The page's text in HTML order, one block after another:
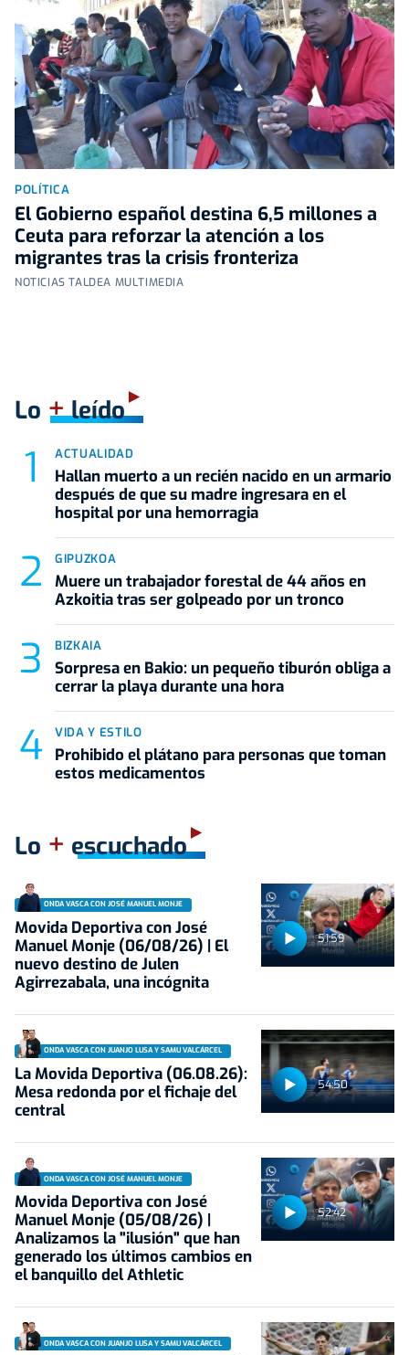
POLÍTICA
El Gobierno español destina 6,5 millones a
Ceuta para reforzar la atención a los
migrantes tras la crisis fronteriza
NOTICIAS TALDEA MULTIMEDIA
Lo +leído
ACTUALIDAD
Hallan muerto a un recién nacido en un armario
después de que su madre ingresara en el
hospital por una hemorragia
GIPUZKOA
Muere un trabajador forestal de 44 años en
Azkoitia tras ser golpeado por un tronco
BIZKAIA
Sorpresa en Bakio: un pequeño tiburón obliga a
cerrar la playa durante una hora
VIDA Y ESTILO
Prohibido el plátano para personas que toman
estos medicamentos
Lo + escuchado
51:59
ONDA VASCA CON JOSÉ MANUEL MONJE
Movida Deportiva con José
Manuel Monje (06/08/26) | El
nuevo destino de Julen
Agirrezabala, una incógnita
54:50
ONDA VASCA CON JUANJO LUSA Y SAMU VALCÁRCEL
La Movida Deportiva (06.08.26):
Mesa redonda por el fichaje del
central
52:42
ONDA VASCA CON JOSÉ MANUEL MONJE
Movida Deportiva con José
Manuel Monje (05/08/26) |
Analizamos la "ilusión" que han
generado los últimos cambios en
el banquillo del Athletic
ONDA VASCA CON JUANJO LUSA Y SAMU VALCÁRCEL